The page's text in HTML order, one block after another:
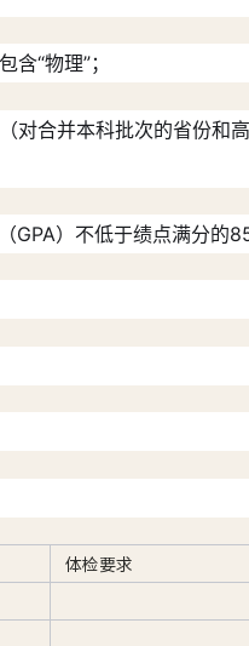
“物理”；
对合并本科批次的省份和
）不低于绩点满分的
体检要求